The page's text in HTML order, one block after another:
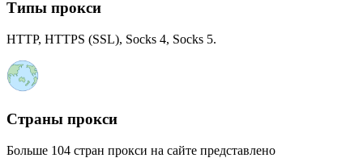
Типы прокси
HTTP, HTTPS (SSL), Socks 4, Socks 5.
Страны прокси
Больше 104 стран прокси на сайте представлено